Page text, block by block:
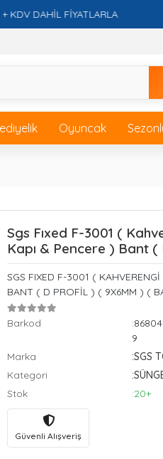
DAHİL FİYATLARLA
Oyuncak
Sgs Fıxed F-3001 (
Kapı & Pencere ) Bant
SGS FIXED F-3001 (
BANT ( D PROFİL ) ( 9X6MM ) (
Barkod
9
Marka
:SGS
Kategori
Stok
:20+
Güvenli Alışveriş